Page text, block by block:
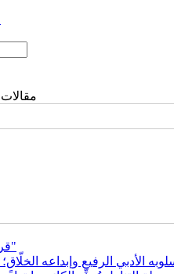
قراءة أولى في " فلسفتي"
الأدبي الرفيع وإبداعه